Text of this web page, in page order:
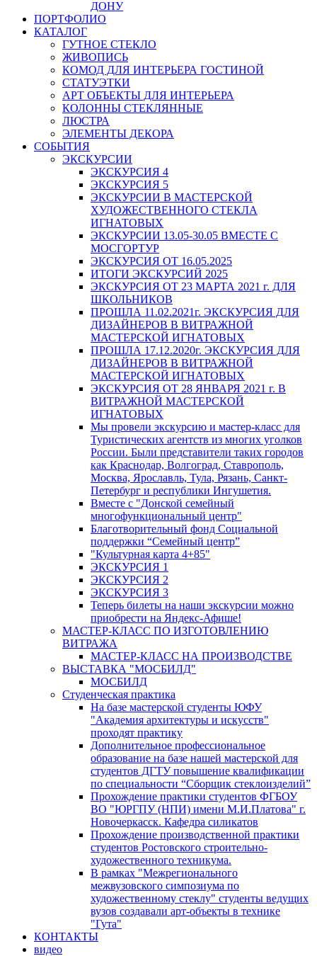
ДОНУ
ПОРТФОЛИО
КАТАЛОГ
ГУТНОЕ СТЕКЛО
ЖИВОПИСЬ
КОМОД ДЛЯ ИНТЕРЬЕРА ГОСТИНОЙ
СТАТУЭТКИ
АРТ ОБЪЕКТЫ ДЛЯ ИНТЕРЬЕРА
КОЛОННЫ СТЕКЛЯННЫЕ
ЛЮСТРА
ЭЛЕМЕНТЫ ДЕКОРА
СОБЫТИЯ
ЭКСКУРСИИ
ЭКСКУРСИЯ 4
ЭКСКУРСИЯ 5
ЭКСКУРСИИ В МАСТЕРСКОЙ
ХУДОЖЕСТВЕННОГО СТЕКЛА
ИГНАТОВЫХ
ЭКСКУРСИИ 13.05-30.05 ВМЕСТЕ С
МОСГОРТУР
ЭКСКУРСИЯ ОТ 16.05.2025
ИТОГИ ЭКСКУРСИЙ 2025
ЭКСКУРСИЯ ОТ 23 МАРТА 2021 г. ДЛЯ
ШКОЛЬНИКОВ
ПРОШЛА 11.02.2021г. ЭКСКУРСИЯ ДЛЯ
ДИЗАЙНЕРОВ В ВИТРАЖНОЙ
МАСТЕРСКОЙ ИГНАТОВЫХ
ПРОШЛА 17.12.2020г. ЭКСКУРСИЯ ДЛЯ
ДИЗАЙНЕРОВ В ВИТРАЖНОЙ
МАСТЕРСКОЙ ИГНАТОВЫХ
ЭКСКУРСИЯ ОТ 28 ЯНВАРЯ 2021 г. В
ВИТРАЖНОЙ МАСТЕРСКОЙ
ИГНАТОВЫХ
Мы провели экскурсию и мастер-класс для
Туристических агентств из многих уголков
России. Были представители таких городов
как Краснодар, Волгоград, Ставрополь,
Москва, Ярославль, Тула, Рязань, Санкт-
Петербург и республики Ингушетия.
Вместе с "Донской семейный
многофункциональный центр"
Благотворительный фонд Социальной
поддержки “Семейный центр”
"Культурная карта 4+85"
ЭКСКУРСИЯ 1
ЭКСКУРСИЯ 2
ЭКСКУРСИЯ 3
Теперь билеты на наши экскурсии можно
приобрести на Яндекс-Афише!
МАСТЕР-КЛАСС ПО ИЗГОТОВЛЕНИЮ
ВИТРАЖА
МАСТЕР-КЛАСС НА ПРОИЗВОДСТВЕ
ВЫСТАВКА "МОСБИЛД"
МОСБИЛД
Студенческая практика
На базе мастерской студенты ЮФУ
"Академия архитектуры и искусств"
проходят практику
Дополнительное профессиональное
образование на базе нашей мастерской для
студентов ДГТУ повышение квалификации
по специальности “Сборщик стеклоизделий”
Прохождение практики студентов ФГБОУ
ВО "ЮРГПУ (НПИ) имени М.И.Платова" г.
Новочеркасск. Кафедра силикатов
Прохождение производственной практики
студентов Ростовского строительно-
художественного техникума.
В рамках "Межрегионального
межвузовского симпозиума по
художественному стеклу" студенты ведущих
вузов создавали арт-объекты в технике
"Гута"
КОНТАКТЫ
видео